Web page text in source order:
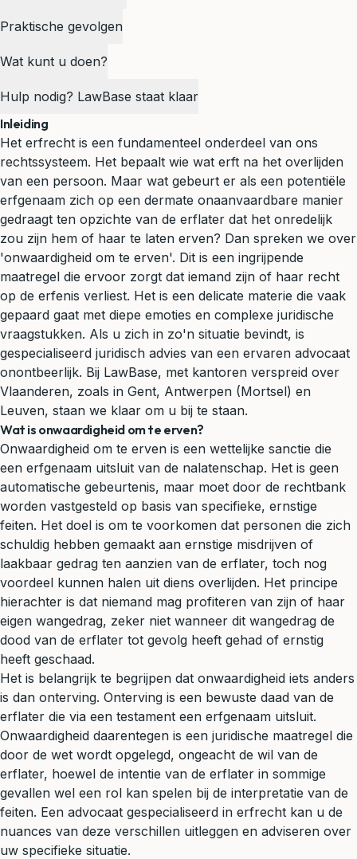
Praktische gevolgen
Wat kunt u doen?
Hulp nodig? LawBase staat klaar
Inleiding
Het erfrecht is een fundamenteel onderdeel van ons
rechtssysteem. Het bepaalt wie wat erft na het overlijden
van een persoon. Maar wat gebeurt er als een potentiële
erfgenaam zich op een dermate onaanvaardbare manier
gedraagt ten opzichte van de erflater dat het onredelijk
zou zijn hem of haar te laten erven? Dan spreken we over
'onwaardigheid om te erven'. Dit is een ingrijpende
maatregel die ervoor zorgt dat iemand zijn of haar recht
op de erfenis verliest. Het is een delicate materie die vaak
gepaard gaat met diepe emoties en complexe juridische
vraagstukken. Als u zich in zo'n situatie bevindt, is
gespecialiseerd juridisch advies van een ervaren advocaat
onontbeerlijk. Bij LawBase, met kantoren verspreid over
Vlaanderen, zoals in Gent, Antwerpen (Mortsel) en
Leuven, staan we klaar om u bij te staan.
Wat is onwaardigheid om te erven?
Onwaardigheid om te erven is een wettelijke sanctie die
een erfgenaam uitsluit van de nalatenschap. Het is geen
automatische gebeurtenis, maar moet door de rechtbank
worden vastgesteld op basis van specifieke, ernstige
feiten. Het doel is om te voorkomen dat personen die zich
schuldig hebben gemaakt aan ernstige misdrijven of
laakbaar gedrag ten aanzien van de erflater, toch nog
voordeel kunnen halen uit diens overlijden. Het principe
hierachter is dat niemand mag profiteren van zijn of haar
eigen wangedrag, zeker niet wanneer dit wangedrag de
dood van de erflater tot gevolg heeft gehad of ernstig
heeft geschaad.
Het is belangrijk te begrijpen dat onwaardigheid iets anders
is dan onterving. Onterving is een bewuste daad van de
erflater die via een testament een erfgenaam uitsluit.
Onwaardigheid daarentegen is een juridische maatregel die
door de wet wordt opgelegd, ongeacht de wil van de
erflater, hoewel de intentie van de erflater in sommige
gevallen wel een rol kan spelen bij de interpretatie van de
feiten. Een advocaat gespecialiseerd in erfrecht kan u de
nuances van deze verschillen uitleggen en adviseren over
uw specifieke situatie.